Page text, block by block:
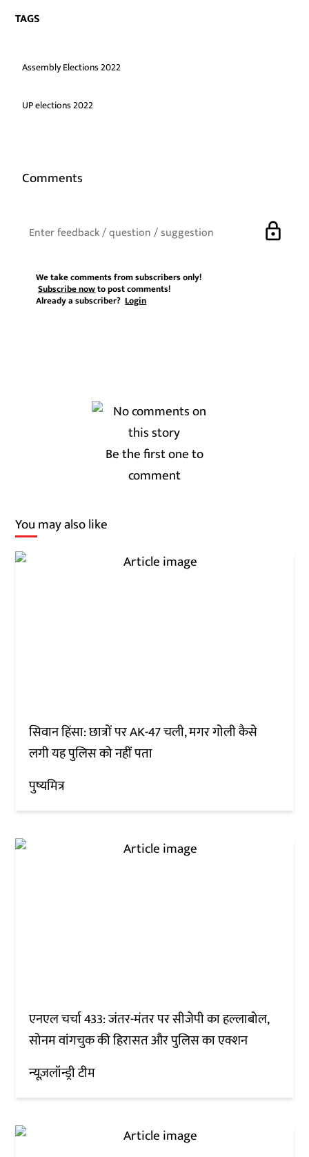
TAGS
Assembly Elections 2022
UP elections 2022
Comments
lock
We take comments from subscribers only!
Subscribe nowto post comments!
Already a subscriber?Login
Be the first one to
comment
You may also like
सिवान हिंसा: छात्रों पर AK-47 चली, मगर गोली कैसे
लगी यह पुलिस को नहीं पता
पुष्यमित्र
एनएल चर्चा 433: जंतर-मंतर पर सीजेपी का हल्लाबोल,
सोनम वांगचुक की हिरासत और पुलिस का एक्शन
न्यूज़लॉन्ड्री टीम